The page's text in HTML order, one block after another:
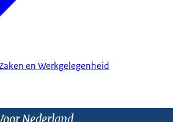
en Werkgelegenheid